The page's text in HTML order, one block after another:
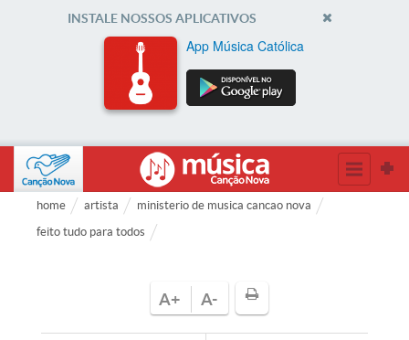
INSTALE NOSSOS APLICATIVOS
App Música Católica
home artista
ministerio de musica cancao nova
feito tudo para todos
A+ A-